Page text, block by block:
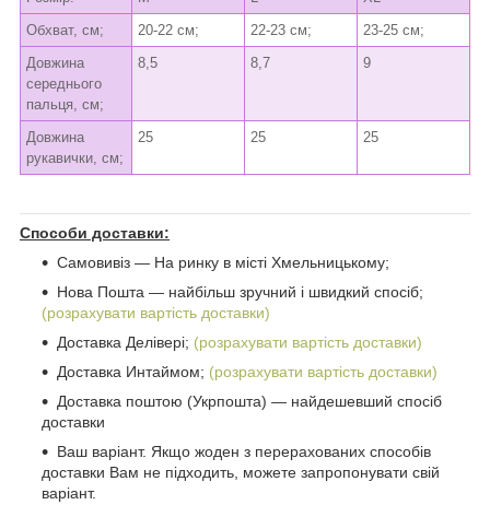
Обхват, см;
20-22 см; 22-23 см;
23-25 см;
Довжина
середнього
пальця, см;
8,5 8,7 9
Довжина
рукавички, см;
25 25 25
Способи доставки:
Самовивіз ― На ринку в місті Хмельницькому;
Нова Пошта ― найбільш зручний і швидкий спосіб;
(розрахувати вартість доставки)
Доставка Делівері; (розрахувати вартість доставки)
Доставка Интаймом; (розрахувати вартість доставки)
Доставка поштою (Укрпошта) ― найдешевший спосіб
доставки
Ваш варіант. Якщо жоден з перерахованих способів
доставки Вам не підходить, можете запропонувати свій
варіант.